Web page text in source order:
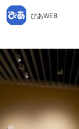
ぴあWEB